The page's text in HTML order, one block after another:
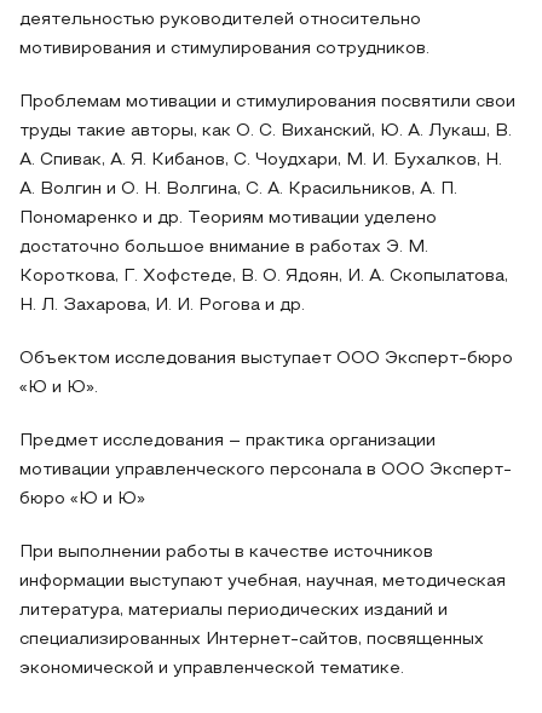
деятельностью руководителей относительно
мотивирования и стимулирования сотрудников.
Проблемам мотивации и стимулирования посвятили свои
труды такие авторы, как О. С. Виханский, Ю. А. Лукаш, В.
А. Спивак, А. Я. Кибанов, С. Чоудхари, М. И. Бухалков, Н.
А. Волгин и О. Н. Волгина, С. А. Красильников, А. П.
Пономаренко и др. Теориям мотивации уделено
достаточно большое внимание в работах Э. М.
Короткова, Г. Хофстеде, В. О. Ядоян, И. А. Скопылатова,
Н. Л. Захарова, И. И. Рогова и др.
Объектом исследования выступает ООО Эксперт-бюро
«Ю и Ю».
Предмет исследования – практика организации
мотивации управленческого персонала в ООО Эксперт-
бюро «Ю и Ю»
При выполнении работы в качестве источников
информации выступают учебная, научная, методическая
литература, материалы периодических изданий и
специализированных Интернет-сайтов, посвященных
экономической и управленческой тематике.